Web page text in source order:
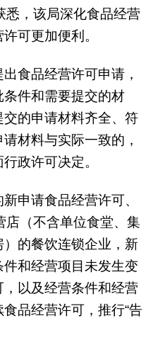
悉，该局深化食品经营
可更加便利。
食品经营许可申请，
件和需要提交的材
的申请材料齐全、符
材料与实际一致的，
政许可决定。
申请食品经营许可、
店（不含单位食堂、集
的餐饮连锁企业，新
和经营项目未发生变
以及经营条件和经营
品经营许可，推行“告